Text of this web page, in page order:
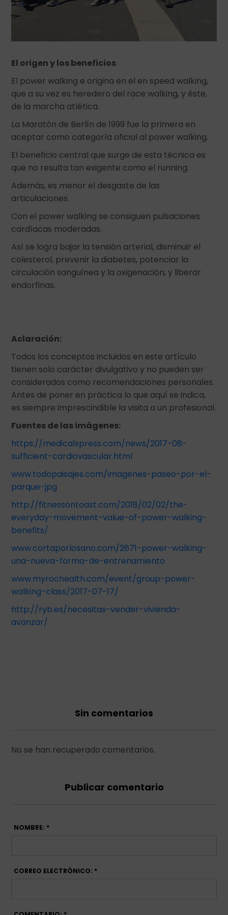
El origen y los beneficios
El power walking e origina en el en speed walking,
que a su vez es heredero del race walking, y éste,
de la marcha atlética.
La Maratón de Berlín de 1999 fue la primera en
aceptar como categoría oficial al power walking.
El beneficio central que surge de esta técnica es
que no resulta tan exigente como el running.
Además, es menor el desgaste de las
articulaciones.
Con el power walking se consiguen pulsaciones
cardíacas moderadas.
Así se logra bajar la tensión arterial, disminuir el
colesterol, prevenir la diabetes, potenciar la
circulación sanguínea y la oxigenación, y liberar
endorfinas.
Aclaración:
Todos los conceptos incluidos en este artículo
tienen solo carácter divulgativo y no pueden ser
considerados como recomendaciones personales.
Antes de poner en práctica lo que aquí se indica,
es siempre imprescindible la visita a un profesional.
Fuentes de las imágenes:
https://medicalxpress.com/news/2017-08-
sufficient-cardiovascular.html
www.todopaisajes.com/imagenes-paseo-por-el-
parque-jpg
http://fitnessontoast.com/2018/02/02/the-
everyday-movement-value-of-power-walking-
benefits/
www.cortaporlosano.com/2671-power-walking-
una-nueva-forma-de-entrenamiento
www.myrochealth.com/event/group-power-
walking-class/2017-07-17/
http://ryb.es/necesitas-vender-vivienda-
avanzar/
Sin comentarios
No se han recuperado comentarios.
Publicar comentario
NOMBRE: *
CORREO ELECTRÓNICO: *